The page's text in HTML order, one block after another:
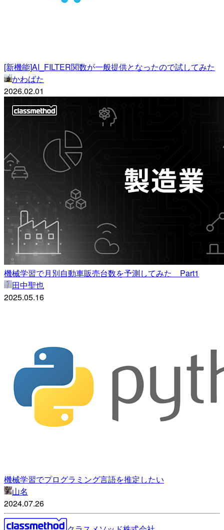
[新機能]AI_FILTER関数が一般提供となったので試してみた
かわばた
2026.02.01
機械学習で月別自動車販売台数を予測してみた Part1
田中聖也
2025.05.16
機械学習でプログラミング言語を推定したい
山名
2024.07.26